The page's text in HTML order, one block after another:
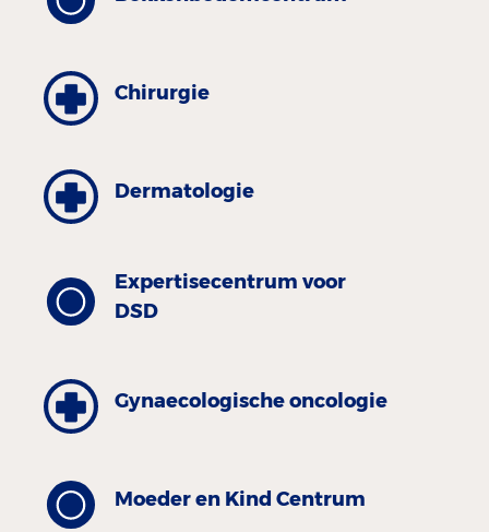
Chirurgie
Dermatologie
Expertisecentrum voor
DSD
Gynaecologische oncologie
Moeder en Kind Centrum